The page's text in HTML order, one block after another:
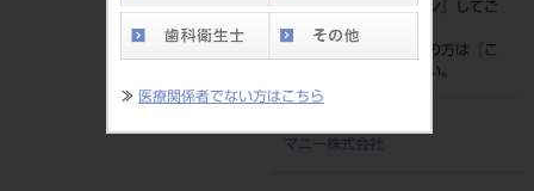
≫ 医療関係者でない方はこちら
ログイン
』してご
覧ください。
ネット会員登録がまだの方は『
こ
』より登録ください。
マニー株式会社